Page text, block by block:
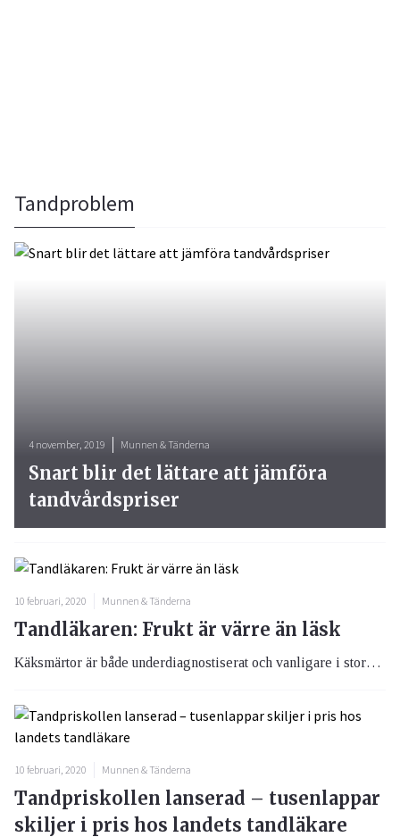
Tandproblem
10 februari, 2020 Munnen & Tänderna
Tandläkaren: Frukt är värre än läsk
Käksmärtor är både underdiagnostiserat och vanligare i storstadsområden och när det kommer till ett annat munproblem, syraskador på tänderna, är orsaken frätande magsyra och frukt snarare än läsk.
10 februari, 2020 Munnen & Tänderna
Tandpriskollen lanserad – tusenlappar
skiljer i pris hos landets tandläkare
4 november, 2019 Munnen & Tänderna
Snart blir det lättare att jämföra
tandvårdspriser